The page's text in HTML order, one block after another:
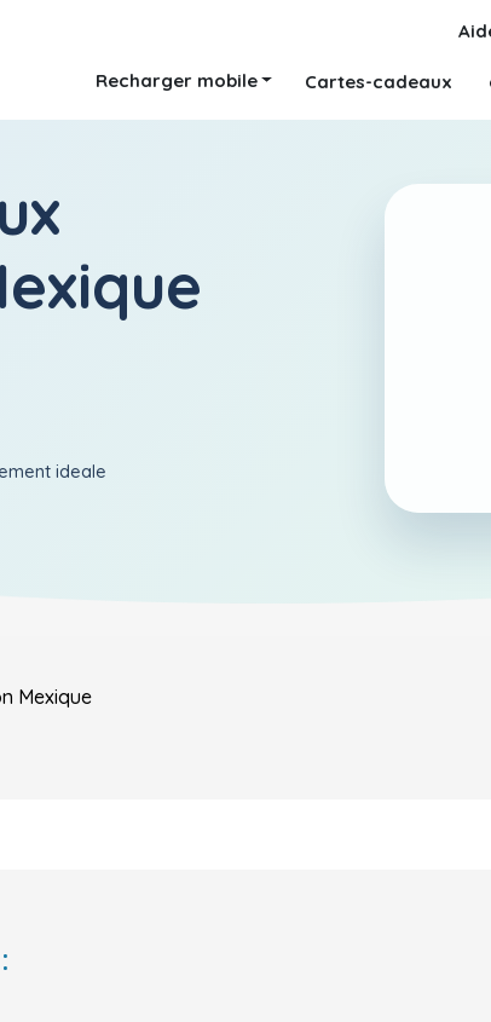
Recharger mobile Cartes-cadeaux
ideale
Mexique